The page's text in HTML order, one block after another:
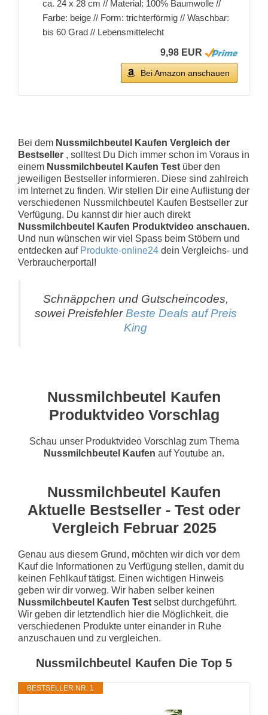
ca. 24 x 28 cm // Material: 100% Baumwolle //
Farbe: beige // Form: trichterförmig // Waschbar:
bis 60 Grad // Lebensmittelecht
9,98 EUR
Bei Amazon anschauen
Bei dem Nussmilchbeutel Kaufen Vergleich der
Bestseller , solltest Du Dich immer schon im Voraus in
einem Nussmilchbeutel Kaufen Test über den
jeweiligen Bestseller informieren. Diese sind zahlreich
im Internet zu finden. Wir stellen Dir eine Auflistung der
verschiedenen Nussmilchbeutel Kaufen Bestseller zur
Verfügung. Du kannst dir hier auch direkt
Nussmilchbeutel Kaufen Produktvideo anschauen.
Und nun wünschen wir viel Spass beim Stöbern und
entdecken auf Produkte-online24 dein Vergleichs- und
Verbraucherportal!
Schnäppchen und Gutscheincodes,
sowei Preisfehler Beste Deals auf Preis
King
Nussmilchbeutel Kaufen
Produktvideo Vorschlag
Schau unser Produktvideo Vorschlag zum Thema
Nussmilchbeutel Kaufen auf Youtube an.
Nussmilchbeutel Kaufen
Aktuelle Bestseller - Test oder
Vergleich Februar 2025
Genau aus diesem Grund, möchten wir dich vor dem
Kauf die Informationen zu Verfügung stellen, damit du
keinen Fehlkauf tätigst. Einen wichtigen Hinweis
geben wir dir vorweg. Wir haben selber keinen
Nussmilchbeutel Kaufen Test selbst durchgeführt.
Wir geben dir letztendlich hier die Möglichkeit, die
verschiedenen Produkte unter einander in Ruhe
anzuschauen und zu vergleichen.
Nussmilchbeutel Kaufen Die Top 5
BESTSELLER NR. 1